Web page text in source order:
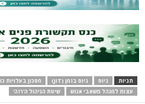
תגיות גיוס גיוס בזמן (JIT) חסכון בעלויות
עצות למנהל משאבי אנוש
שיטת הניהול ה'רזה'